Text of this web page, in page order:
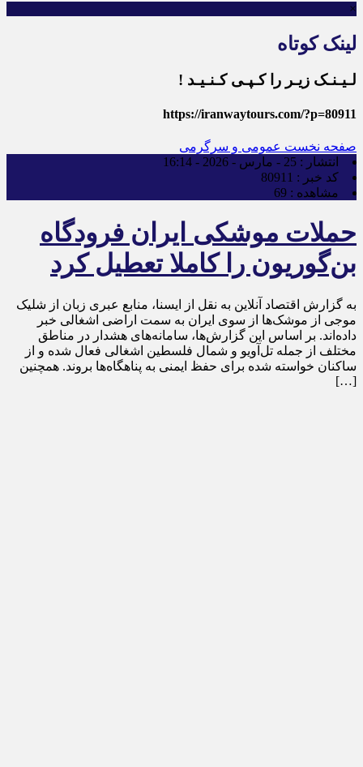
×
لینک کوتاه
لـیـنـک زیـر را کـپـی کـنـیـد !
https://iranwaytours.com/?p=80911
صفحه نخست عمومی و سرگرمی
انتشار : 25 - مارس - 2026 - 16:14
کد خبر : 80911
مشاهده : 69
حملات موشکی ایران فرودگاه
بن‌گوریون را کاملا تعطیل کرد
به گزارش اقتصاد آنلاین به نقل از ایسنا، منابع عبری زبان از شلیک
موجی از موشک‌ها از سوی ایران به سمت اراضی اشغالی خبر
داده‌اند. بر اساس این گزارش‌ها، سامانه‌های هشدار در مناطق
مختلف از جمله تل‌آویو و شمال فلسطین اشغالی فعال شده و از
ساکنان خواسته شده برای حفظ ایمنی به پناهگاه‌ها بروند. همچنین
[…]